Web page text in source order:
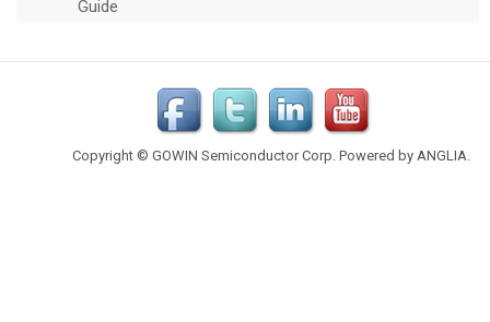
Copyright © GOWIN Semiconductor Corp. Powered by ANGLIA.